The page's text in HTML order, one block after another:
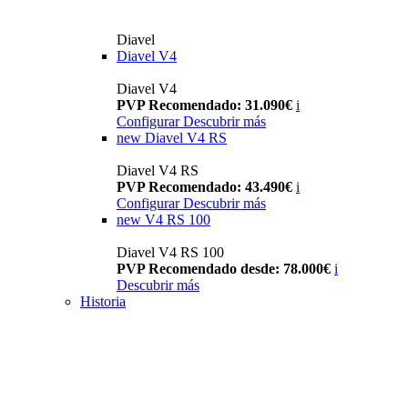
Diavel
Diavel V4
Diavel V4
PVP Recomendado: 31.090€ i
Configurar Descubrir más
new Diavel V4 RS
Diavel V4 RS
PVP Recomendado: 43.490€ i
Configurar Descubrir más
new V4 RS 100
Diavel V4 RS 100
PVP Recomendado desde: 78.000€ i
Descubrir más
Historia